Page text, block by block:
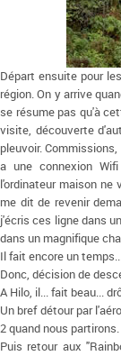
Départ ensuite pour
région. On y arrive
se résume pas qu'à
visite, découverte
pleuvoir.
a une connexion
l'ordinateur maison ne
me dit de revenir
j'écris ces ligne dans
dans un magnifique
Il fait encore un
Donc, décision de
A Hilo, il... fait beau...
Un bref détour par
2 quand nous partirons.
Puis retour aux